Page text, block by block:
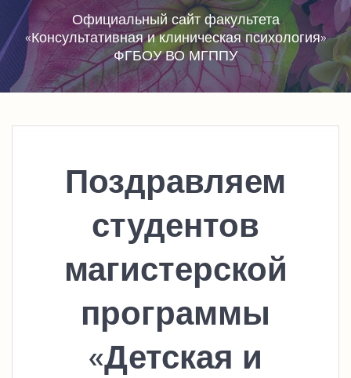
Официальный сайт факультета
«Консультативная и клиническая психология»
ФГБОУ ВО МГППУ
Поздравляем
студентов
магистерской
программы
«Детская и